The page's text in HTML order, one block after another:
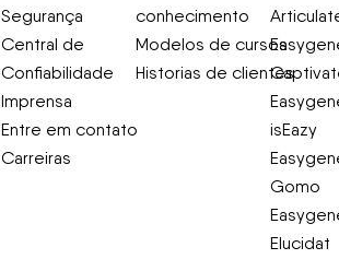
Segurança
Central de
Confiabilidade
Imprensa
Entre em contato
Carreiras
conhecimento
Modelos de cursos
Historias de clientes
isEazy
Gomo
Elucidat